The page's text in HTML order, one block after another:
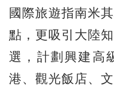
國際旅遊指南米
點，更吸引大陸
選，計劃興建高
港、觀光飯店、